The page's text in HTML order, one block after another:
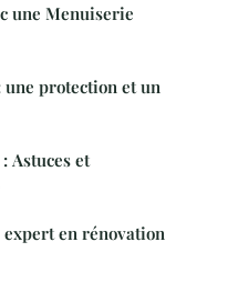
une Menuiserie
protection et un
Astuces et
en rénovation